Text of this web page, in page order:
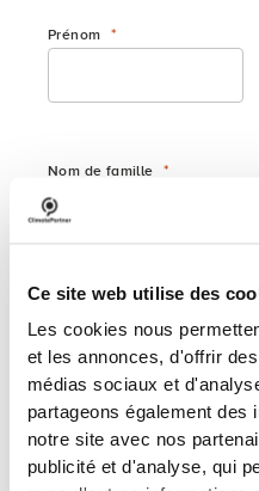
Ce site web utilise des
Les cookies nous
et les annonces, d'offrir
médias sociaux et
partageons également des
notre site avec nos
publicité et d'analyse, qui
Prénom
Nom de famille
Téléphone
Adresse électronique